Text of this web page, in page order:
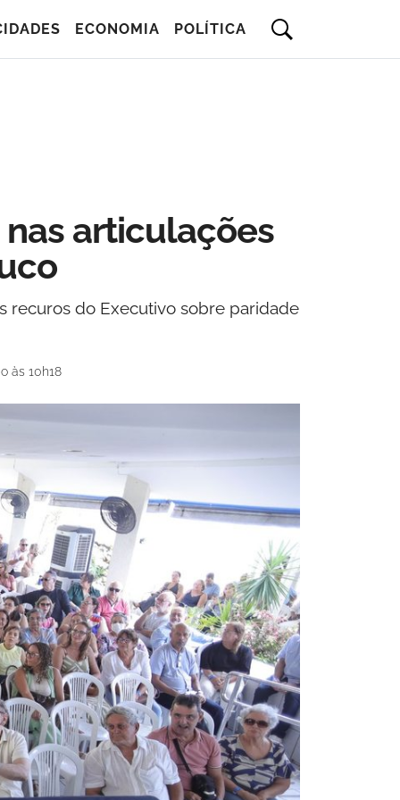
ECONOMIA POLÍTICA
articulações
recuros do Executivo sobre paridade
às 10h18